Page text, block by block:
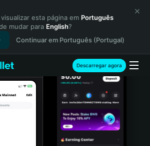
esta página em Português
mudar para English?
Continuar em Português (Portugal)
Descarregar agora